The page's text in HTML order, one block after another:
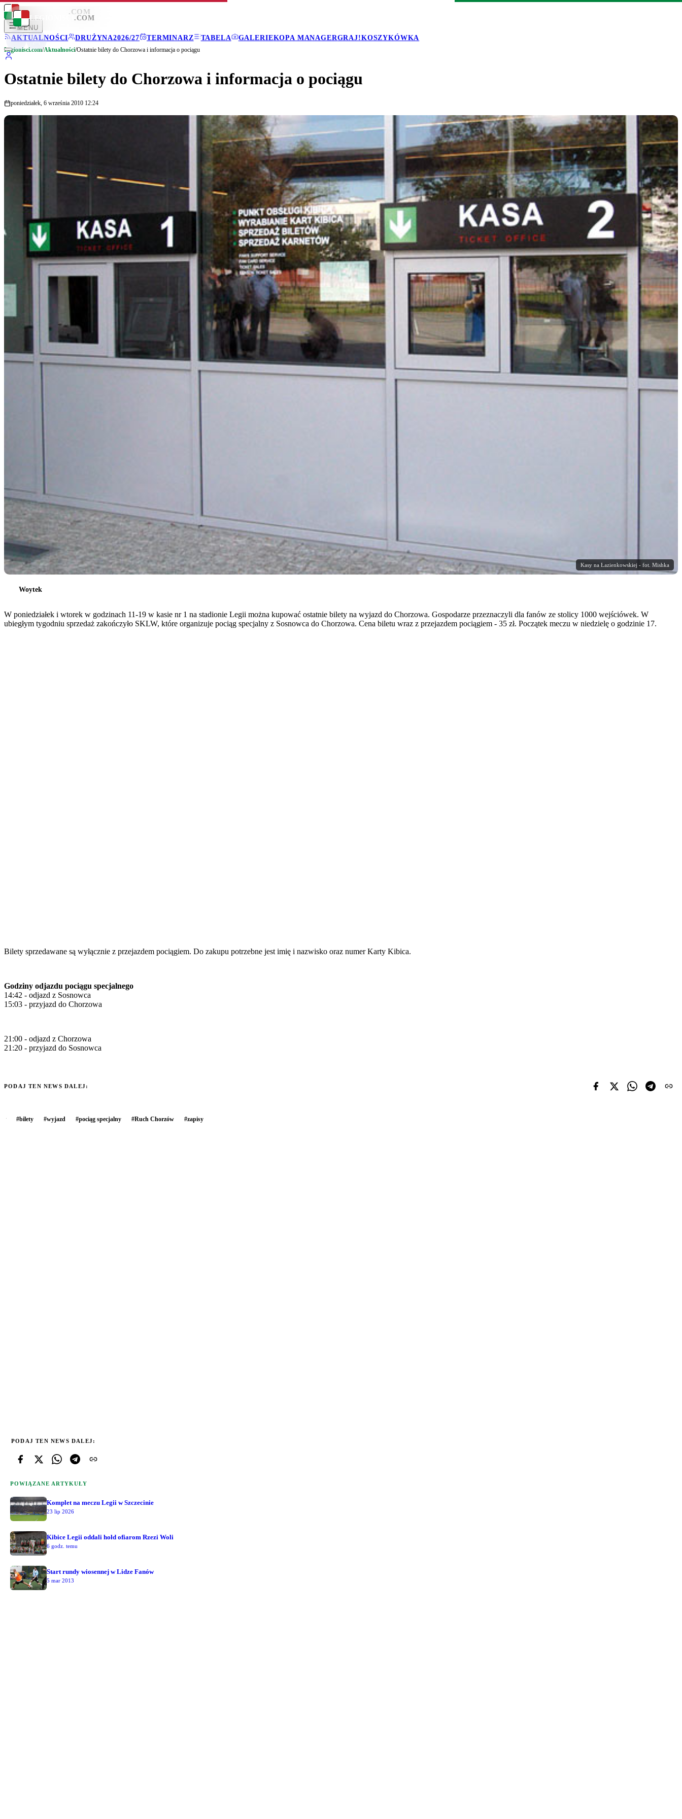
LEGIONISCI .COM
MENU
AKTUALNOŚCI
DRUŻYNA2026/27 TERMINARZ TABELA GALERIEKOPA MANAGERGRAJ!KOSZYKÓWKA
LEGIONISCI .COM
Legionisci.com/Aktualności/Ostatnie bilety do Chorzowa i informacja o pociągu
Ostatnie bilety do Chorzowa i informacja o pociągu
poniedziałek, 6 września 2010 12:24
Kasy na Łazienkowskiej - fot. Mishka
Woytek
W poniedziałek i wtorek w godzinach 11-19 w kasie nr 1 na stadionie Legii można kupować ostatnie bilety na wyjazd do Chorzowa. Gospodarze przeznaczyli dla fanów ze stolicy 1000 wejściówek. W
ubiegłym tygodniu sprzedaż zakończyło SKLW, które organizuje pociąg specjalny z Sosnowca do Chorzowa. Cena biletu wraz z przejazdem pociągiem - 35 zł. Początek meczu w niedzielę o godzinie 17.
Bilety sprzedawane są wyłącznie z przejazdem pociągiem. Do zakupu potrzebne jest imię i nazwisko oraz numer Karty Kibica.
Godziny odjazdu pociągu specjalnego
14:42 - odjazd z Sosnowca
15:03 - przyjazd do Chorzowa
21:00 - odjazd z Chorzowa
21:20 - przyjazd do Sosnowca
PODAJ TEN NEWS DALEJ:
#bilety #wyjazd #pociąg specjalny #Ruch Chorzów #zapisy
PODAJ TEN NEWS DALEJ:
POWIĄZANE ARTYKUŁY
Komplet na meczu Legii w Szczecinie
23 lip 2026
Kibice Legii oddali hołd ofiarom Rzezi Woli
6 godz. temu
Start rundy wiosennej w Lidze Fanów
5 mar 2013